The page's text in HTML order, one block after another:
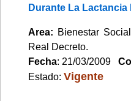
Durante La Lactancia
Area: Bienestar
Real Decreto.
Fecha: 21/03/2009
Estado: Vigente